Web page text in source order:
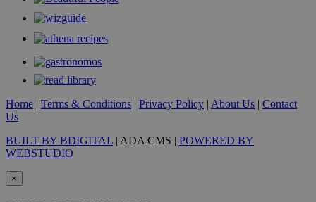
Home | Terms & Conditions | Privacy Policy | About Us | Contact
Us
BUILT BY BDIGITAL | ADA CMS | POWERED BY
WEBSTUDIO
×